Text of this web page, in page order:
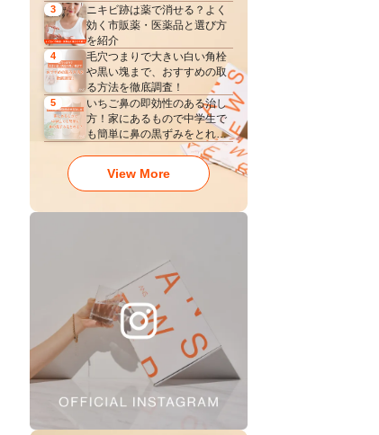
3
ニキビ跡は薬で消せる？よく
効く市販薬・医薬品と選び方
を紹介
4
毛穴つまりで大きい白い角栓
や黒い塊まで、おすすめの取
る方法を徹底調査！
5
いちご鼻の即効性のある治し
方！家にあるもので中学生で
も簡単に鼻の黒ずみをとれ
View More